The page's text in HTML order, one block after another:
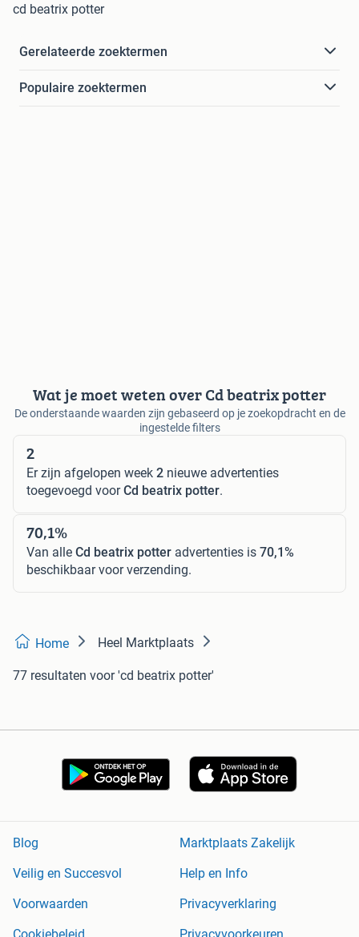
cd beatrix potter
Gerelateerde zoektermen
Populaire zoektermen
Wat je moet weten over Cd beatrix potter
De onderstaande waarden zijn gebaseerd op je zoekopdracht en de
ingestelde filters
2
Er zijn afgelopen week 2 nieuwe advertenties
toegevoegd voorCd beatrix potter.
70,1%
Van alle Cd beatrix potter advertenties is 70,1%
beschikbaar voor verzending.
Home Heel Marktplaats
77 resultaten voor 'cd beatrix potter'
Blog
Marktplaats Zakelijk
Veilig en Succesvol
Help en Info
Voorwaarden
Privacyverklaring